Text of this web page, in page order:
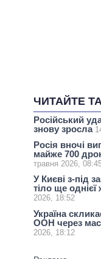
ЧИТАЙТЕ
Російський
знову зросла
Росія вночі
майже 700
травня 2026,
У Києві з-під
тіло ще однієї
2026, 18:52
Україна
ООН через
2026, 18:12